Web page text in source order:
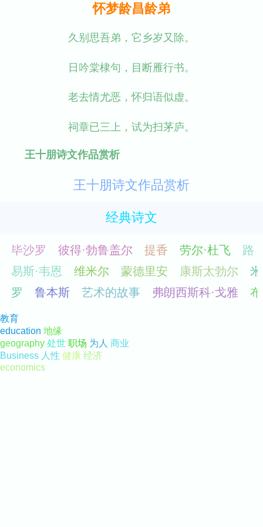
怀梦龄昌龄弟
久别思吾弟，它乡岁又除。
日吟棠棣句，目断雁行书。
老去情尤恶，怀归语似虚。
祠章已三上，试为扫茅庐。
王十朋诗文作品赏析
王十朋诗文作品赏析
经典诗文